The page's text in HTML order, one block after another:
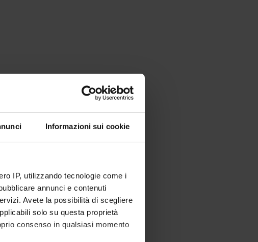
Informazioni sui cookie
IP, utilizzando tecnologie come i
annunci e contenuti
Avete la possibilità di scegliere
solo su questa proprietà
consenso in qualsiasi momento